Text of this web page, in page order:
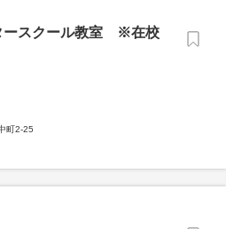
ースクール教室 ※在校
町2-25